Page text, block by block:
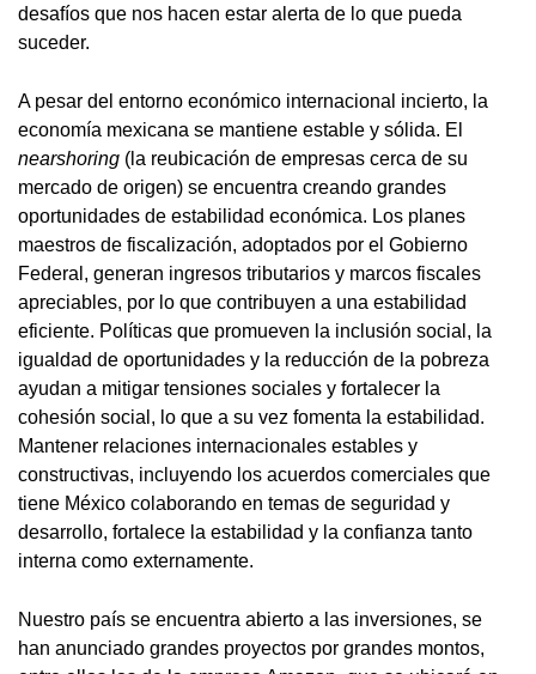
desafíos que nos hacen estar alerta de lo que pueda
suceder.
A pesar del entorno económico internacional incierto, la
economía mexicana se mantiene estable y sólida. El
nearshoring (la reubicación de empresas cerca de su
mercado de origen) se encuentra creando grandes
oportunidades de estabilidad económica. Los planes
maestros de fiscalización, adoptados por el Gobierno
Federal, generan ingresos tributarios y marcos fiscales
apreciables, por lo que contribuyen a una estabilidad
eficiente. Políticas que promueven la inclusión social, la
igualdad de oportunidades y la reducción de la pobreza
ayudan a mitigar tensiones sociales y fortalecer la
cohesión social, lo que a su vez fomenta la estabilidad.
Mantener relaciones internacionales estables y
constructivas, incluyendo los acuerdos comerciales que
tiene México colaborando en temas de seguridad y
desarrollo, fortalece la estabilidad y la confianza tanto
interna como externamente.
Nuestro país se encuentra abierto a las inversiones, se
han anunciado grandes proyectos por grandes montos,